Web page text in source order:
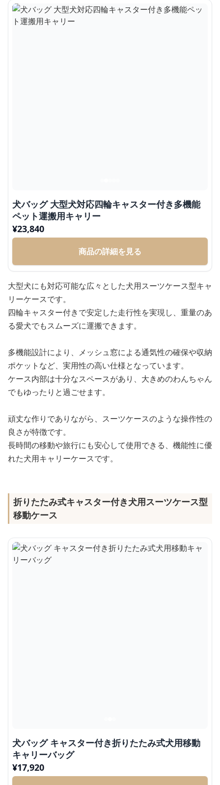
犬バッグ 大型犬対応四輪キャスター付き多機能
ペット運搬用キャリー
¥23,840
商品の詳細を見る
大型犬にも対応可能な広々とした犬用スーツケース型キャ
リーケースです。
四輪キャスター付きで安定した走行性を実現し、重量のあ
る愛犬でもスムーズに運搬できます。
多機能設計により、メッシュ窓による通気性の確保や収納
ポケットなど、実用性の高い仕様となっています。
ケース内部は十分なスペースがあり、大きめのわんちゃん
でもゆったりと過ごせます。
頑丈な作りでありながら、スーツケースのような操作性の
良さが特徴です。
長時間の移動や旅行にも安心して使用できる、機能性に優
れた犬用キャリーケースです。
折りたたみ式キャスター付き犬用スーツケース型
移動ケース
犬バッグ キャスター付き折りたたみ式犬用移動
キャリーバッグ
¥17,920